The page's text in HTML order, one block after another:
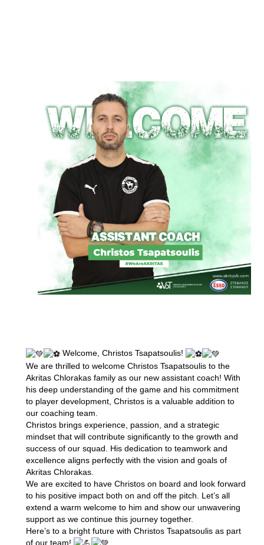
Welcome, Christos Tsapatsoulis!
We are thrilled to welcome Christos Tsapatsoulis to the
Akritas Chlorakas family as our new assistant coach! With
his deep understanding of the game and his commitment
to player development, Christos is a valuable addition to
our coaching team.
Christos brings experience, passion, and a strategic
mindset that will contribute significantly to the growth and
success of our squad. His dedication to teamwork and
excellence aligns perfectly with the vision and goals of
Akritas Chlorakas.
We are excited to have Christos on board and look forward
to his positive impact both on and off the pitch. Let’s all
extend a warm welcome to him and show our unwavering
support as we continue this journey together.
Here’s to a bright future with Christos Tsapatsoulis as part
of our team!